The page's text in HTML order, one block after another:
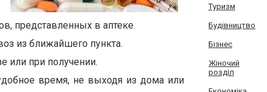
представленных в аптеке.
из ближайшего пункта.
или при получении.
время, не выходя из дома или
Туризм
Будівництво
Бізнес
Жіночий
розділ